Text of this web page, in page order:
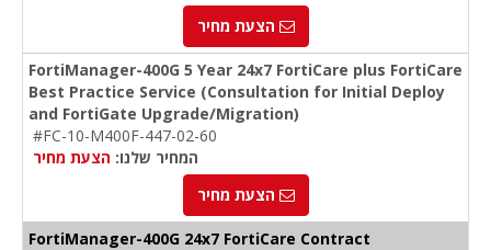
הצעת מחיר
FortiManager-400G 5 Year 24x7 FortiCare plus FortiCare
Best Practice Service (Consultation for Initial Deploy
and FortiGate Upgrade/Migration)
#FC-10-M400F-447-02-60
המחיר שלנו: הצעת מחיר
הצעת מחיר
FortiManager-400G 24x7 FortiCare Contract